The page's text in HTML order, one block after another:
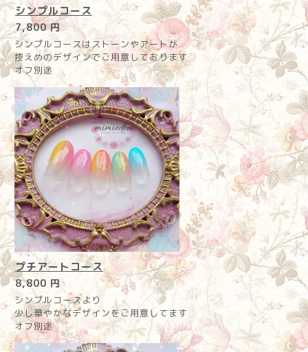
シンプルコース
7,800 円
シンプルコースはストーンやアートが
控えめのデザインでご用意しております
オフ別途
プチアートコース
8,800 円
シンプルコースより
少し華やかなデザインをご用意してます
オフ別途